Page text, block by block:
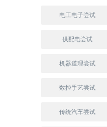
电工电子尝试
供配电尝试
机器道理尝试
数控手艺尝试
传统汽车尝试